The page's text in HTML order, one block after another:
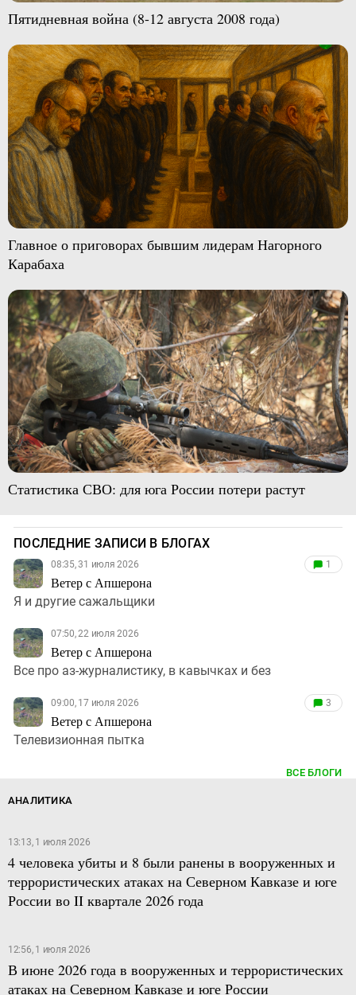
Пятидневная война (8-12 августа 2008 года)
Главное о приговорах бывшим лидерам Нагорного
Карабаха
Статистика СВО: для юга России потери растут
ПОСЛЕДНИЕ ЗАПИСИ В БЛОГАХ
08:35, 31 июля 2026
Ветер с Апшерона
1
Я и другие сажальщики
07:50, 22 июля 2026
Ветер с Апшерона
Все про аз-журналистику, в кавычках и без
09:00, 17 июля 2026
Ветер с Апшерона
3
Телевизионная пытка
ВСЕ БЛОГИ
АНАЛИТИКА
13:13, 1 июля 2026
4 человека убиты и 8 были ранены в вооруженных и
террористических атаках на Северном Кавказе и юге
России во II квартале 2026 года
12:56, 1 июля 2026
В июне 2026 года в вооруженных и террористических
атаках на Северном Кавказе и юге России